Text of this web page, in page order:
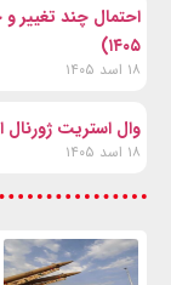
۱۴۰۵)
۱۸ اسد ۱۴۰۵
وال‌ استریت ژورنال
۱۸ اسد ۱۴۰۵